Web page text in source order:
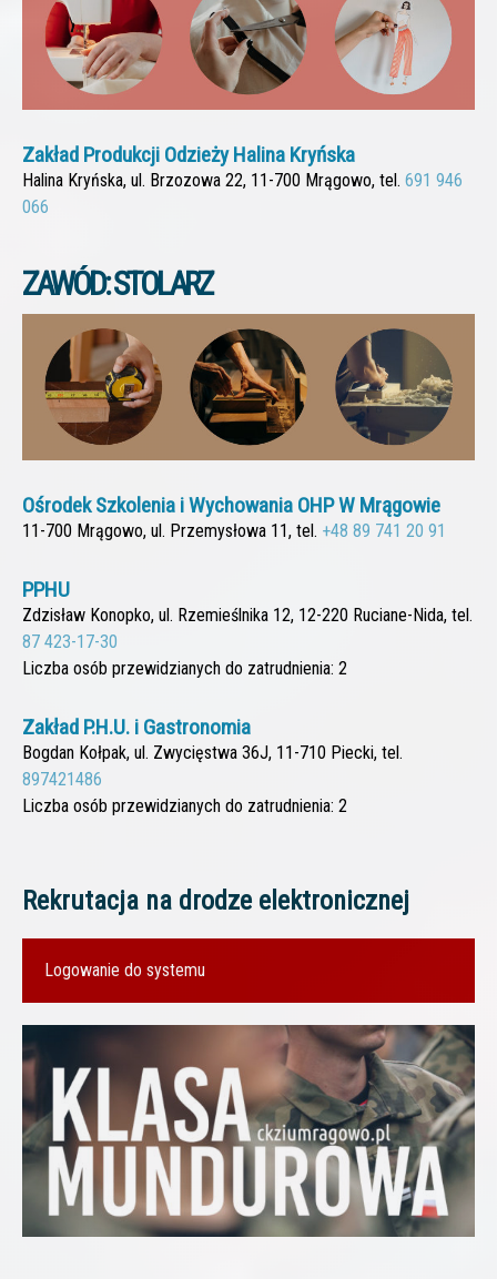
Zakład Produkcji Odzieży Halina Kryńska
Halina Kryńska, ul. Brzozowa 22, 11-700 Mrągowo, tel. 691 946
066
ZAWÓD: STOLARZ
Ośrodek Szkolenia i Wychowania OHP W Mrągowie
11-700 Mrągowo, ul. Przemysłowa 11, tel. +48 89 741 20 91
PPHU
Zdzisław Konopko, ul. Rzemieślnika 12, 12-220 Ruciane-Nida, tel.
87 423-17-30
Liczba osób przewidzianych do zatrudnienia: 2
Zakład P.H.U. i Gastronomia
Bogdan Kołpak, ul. Zwycięstwa 36J, 11-710 Piecki, tel.
897421486
Liczba osób przewidzianych do zatrudnienia: 2
Rekrutacja na drodze elektronicznej
Logowanie do systemu